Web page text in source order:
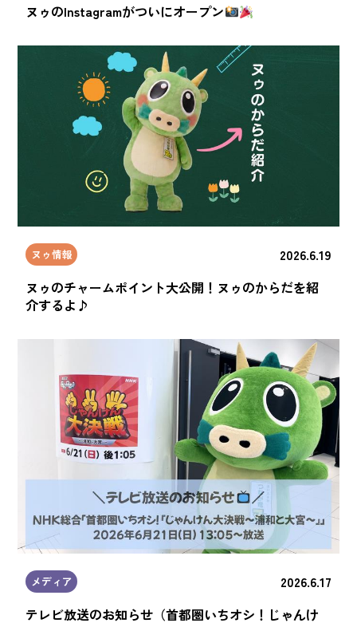
ヌゥのInstagramがついにオープン
ヌゥ情報
2026.6.19
ヌゥのチャームポイント大公開！ヌゥのからだを紹
介するよ♪
メディア
2026.6.17
テレビ放送のお知らせ（首都圏いちオシ！じゃんけ